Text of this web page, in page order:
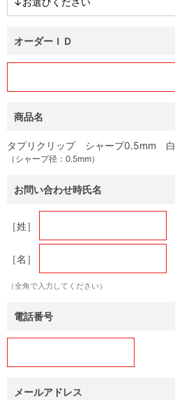
オーダーＩＤ
商品名
タプリクリップ シャープ0.5mm 白
（シャープ径：0.5mm）
お問い合わせ時氏名
［姓］
［名］
（全角で入力してください）
電話番号
メールアドレス